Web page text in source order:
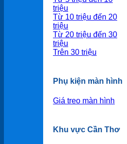
triệu
Từ 10 triệu đến 20
triệu
Từ 20 triệu đến 30
triệu
Trên 30 triệu
Phụ kiện màn hình
Giá treo màn hình
Khu vực Cần Thơ